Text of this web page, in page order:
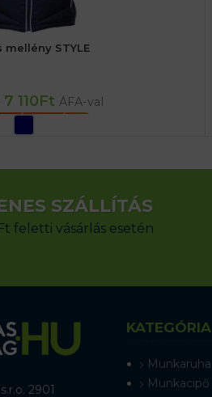
mellény STYLE
7 110Ft ÁFA-val
VÁLASZTÁSA
SZÁLLÍTÁS
feletti vásárlás esetén
2901
KATEGÓRIA
Munkaruha
Munkacipő